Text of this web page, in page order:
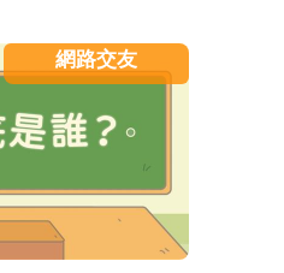
網路交友